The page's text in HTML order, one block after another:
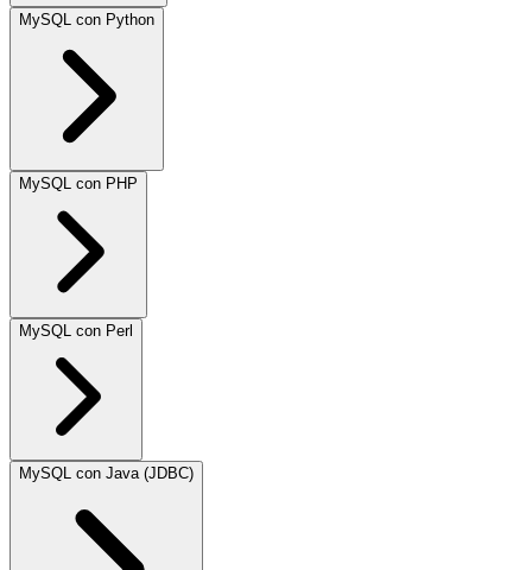
MySQL con Python
MySQL con PHP
MySQL con Perl
MySQL con Java (JDBC)